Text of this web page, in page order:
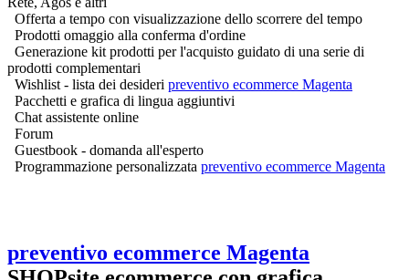
Offerta a tempo con visualizzazione dello scorrere del tempo
Prodotti omaggio alla conferma d'ordine
Generazione kit prodotti per l'acquisto guidato di una serie di
prodotti complementari
Wishlist - lista dei desideri preventivo ecommerce Magenta
Pacchetti e grafica di lingua aggiuntivi
Chat assistente online
Forum
Guestbook - domanda all'esperto
Programmazione personalizzata preventivo ecommerce Magenta
preventivo ecommerce Magenta